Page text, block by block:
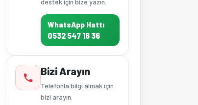
destek için bize yazın.
WhatsApp Hattı
0532 547 16 36
Bizi Arayın
Telefonla bilgi almak için
bizi arayın.